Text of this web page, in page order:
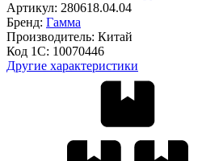
Артикул: 280618.04.04
Бренд: Гамма
Производитель: Китай
Код 1С: 10070446
Другие характеристики